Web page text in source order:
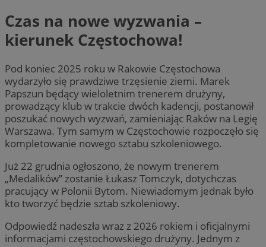
Czas na nowe wyzwania –
kierunek Częstochowa!
Pod koniec 2025 roku w Rakowie Częstochowa
wydarzyło się prawdziwe trzęsienie ziemi. Marek
Papszun będący wieloletnim trenerem drużyny,
prowadzący klub w trakcie dwóch kadencji, postanowił
poszukać nowych wyzwań, zamieniając Raków na Legię
Warszawa. Tym samym w Częstochowie rozpoczęło się
kompletowanie nowego sztabu szkoleniowego.
Już 22 grudnia ogłoszono, że nowym trenerem
„Medalików” zostanie Łukasz Tomczyk, dotychczas
pracujący w Polonii Bytom. Niewiadomym jednak było
kto tworzyć będzie sztab szkoleniowy.
Odpowiedź nadeszła wraz z 2026 rokiem i oficjalnymi
informacjami częstochowskiego drużyny. Jednym z